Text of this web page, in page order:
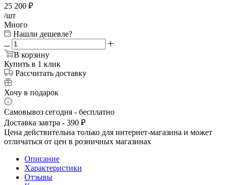
25 200 ₽
/шт
Много
Нашли дешевле?
В корзину
Купить в 1 клик
Рассчитать доставку
Хочу в подарок
Самовывоз сегодня - бесплатно
Доставка завтра - 390 ₽
Цена действительна только для интернет-магазина и может
отличаться от цен в розничных магазинах
Описание
Характеристики
Отзывы